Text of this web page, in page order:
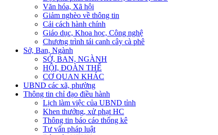
Văn hóa, Xã hội
Giảm nghèo về thông tin
Cải cách hành chính
Giáo dục, Khoa học, Công nghệ
Chương trình tái canh cây cà phê
Sở, Ban, Ngành
SỞ, BAN, NGÀNH
HỘI, ĐOÀN THỂ
CƠ QUAN KHÁC
UBND các xã, phường
Thông tin chỉ đạo điều hành
Lịch làm việc của UBND tỉnh
Khen thưởng, xử phạt HC
Thông tin báo cáo thống kê
Tư vấn pháp luật